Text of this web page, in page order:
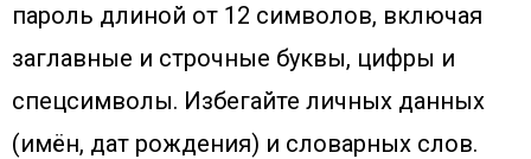
пароль длиной от 12 символов, включая
заглавные и строчные буквы, цифры и
спецсимволы. Избегайте личных данных
(имён, дат рождения) и словарных слов.